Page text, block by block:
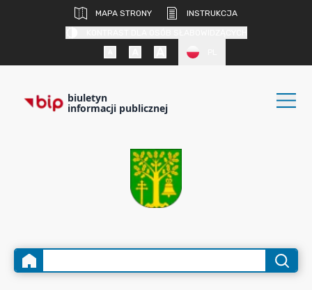
MAPA STRONY
INSTRUKCJA
biuletyn
informacji publicznej